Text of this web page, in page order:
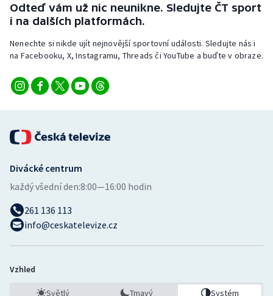
Triatlon
Veslování
Vodní slalom
Ostatní
Odteď vám už nic neunikne. Sledujte ČT sport
i na dalších platformách.
Nenechte si nikde ujít nejnovější sportovní události. Sledujte nás i
na Facebooku, X, Instagramu, Threads či YouTube a buďte v obraze.
Divácké centrum
každý všední den:8:00—16:00 hodin
261 136 113
info@ceskatelevize.cz
Vzhled
Světlý Tmavý Systém